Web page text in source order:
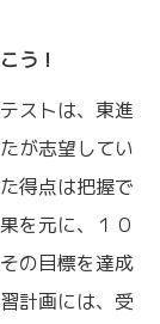
う！
ストは、東進
が志望してい
得点は把握で
を元に、１０
の目標を達成
計画には、受